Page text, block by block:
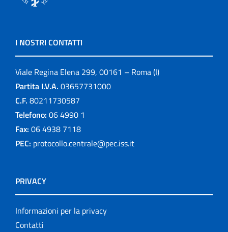
I NOSTRI CONTATTI
Viale Regina Elena 299, 00161 – Roma (I)
Partita I.V.A. 03657731000
C.F. 80211730587
Telefono: 06 4990 1
Fax: 06 4938 7118
PEC: protocollo.centrale@pec.iss.it
PRIVACY
Informazioni per la privacy
Contatti